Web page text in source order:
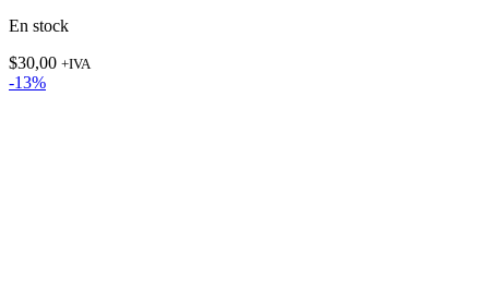
En stock
$30,00 +IVA
-13%